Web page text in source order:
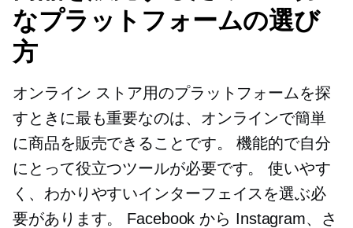
なプラットフォームの選び
方
オンライン ストア用のプラットフォームを探
すときに最も重要なのは、オンラインで簡単
に商品を販売できることです。 機能的で自分
にとって役立つツールが必要です。 使いやす
く、わかりやすいインターフェイスを選ぶ必
要があります。 Facebook から Instagram、さ